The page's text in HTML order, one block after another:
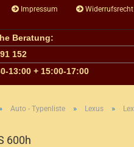
Impressum Widerrufsrecht
Beratung:
152
13:00 + 15:00-17:00
» Auto - Typenliste » Lexus »
600h